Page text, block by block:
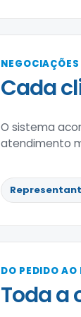
Cada
O sistema
atendimento
DO PEDIDO
Toda a